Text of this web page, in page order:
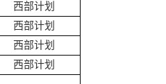
西部计划
西部计划
西部计划
西部计划